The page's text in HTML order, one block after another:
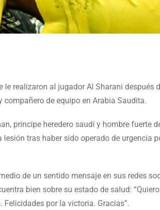
realizaron al jugador Al Sharani después
de equipo en Arabia Saudita.
príncipe heredero saudí y hombre fuerte
tras haber sido operado de urgencia
de un sentido mensaje en sus redes
bien sobre su estado de salud: “Quiero
por la victoria. Gracias”.